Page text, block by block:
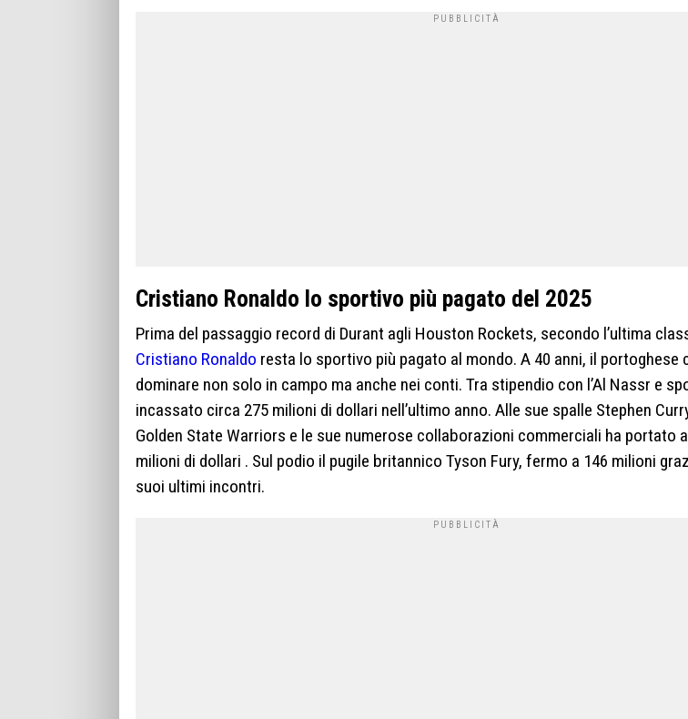
Cristiano Ronaldo lo sportivo più pagato del 2025
Prima del passaggio record di Durant agli Houston Rockets, secondo l’ultima
Cristiano Ronaldo resta lo sportivo più pagato al mondo. A 40 anni, il portoghese
dominare non solo in campo ma anche nei conti. Tra stipendio con l’Al Nassr e
incassato circa 275 milioni di dollari nell’ultimo anno. Alle sue spalle Stephen
Golden State Warriors e le sue numerose collaborazioni commerciali ha portato
milioni di dollari . Sul podio il pugile britannico Tyson Fury, fermo a 146 milioni
suoi ultimi incontri.